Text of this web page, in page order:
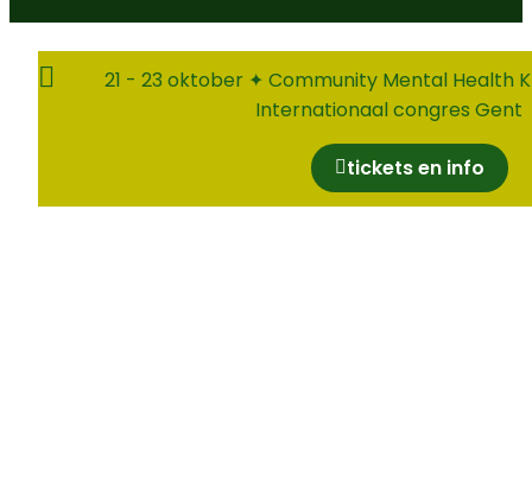
21 - 23 oktober ✦ Community Mental Health
Internationaal congres Gent
tickets en info